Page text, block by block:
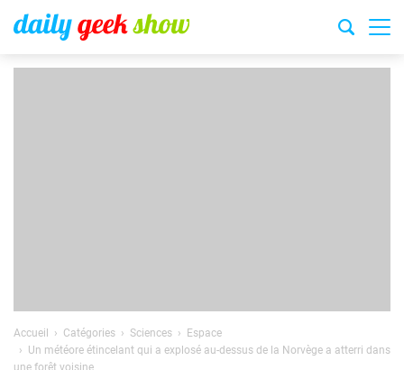
Accueil Catégories Sciences
Espace
Un météore étincelant qui a explosé au-dessus de la Norvège a atterri dans
une forêt voisine